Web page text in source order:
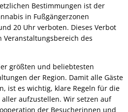
Bestimmungen ist der
in Fußgängerzonen
20 Uhr verboten. Dieses Verbot
des
größten und beliebtesten
der Region. Damit alle Gäste
ist es wichtig, klare Regeln für die
aufzustellen. Wir setzen auf
der Besucherinnen und